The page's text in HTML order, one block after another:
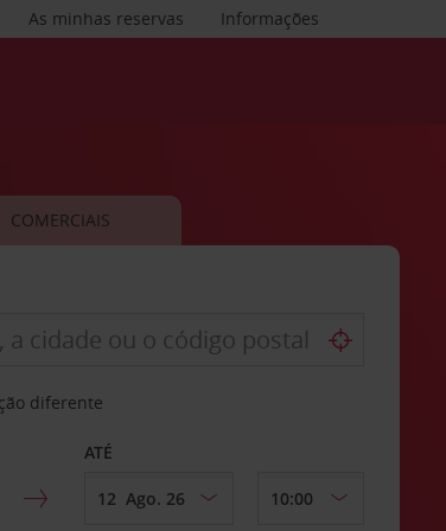
Informações
As minhas reservas
COMERCIAIS
diferente
ATÉ